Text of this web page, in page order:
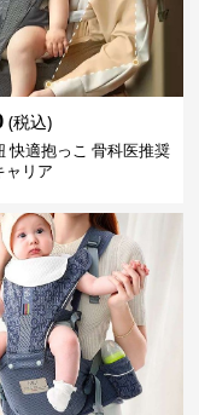
(税込)
快適抱っこ 骨科医推奨
ャリア